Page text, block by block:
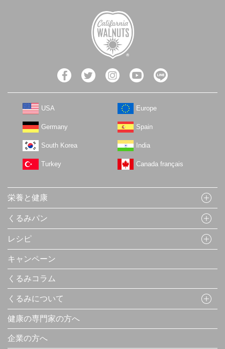
USA Europe
Germany Spain
South Korea India
Turkey Canada français
栄養と健康
くるみパン
レシピ
キャンペーン
くるみコラム
くるみについて
健康の専門家の方へ
企業の方へ